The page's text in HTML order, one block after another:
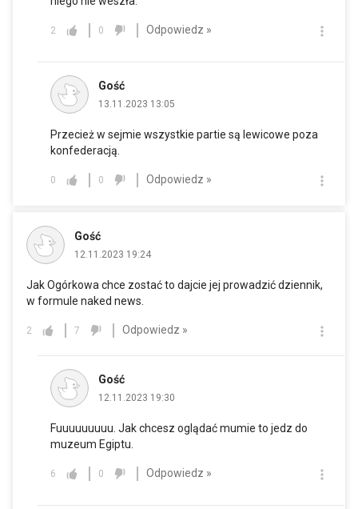
2 0 Odpowiedz »
Gość
13.11.2023 13:05
Przecież w sejmie wszystkie partie są lewicowe poza
konfederacją.
0 0 Odpowiedz »
Gość
12.11.2023 19:24
Jak Ogórkowa chce zostać to dajcie jej prowadzić dziennik,
w formule naked news.
2 7 Odpowiedz »
Gość
12.11.2023 19:30
Fuuuuuuuuu. Jak chcesz oglądać mumie to jedz do
muzeum Egiptu.
6 0 Odpowiedz »